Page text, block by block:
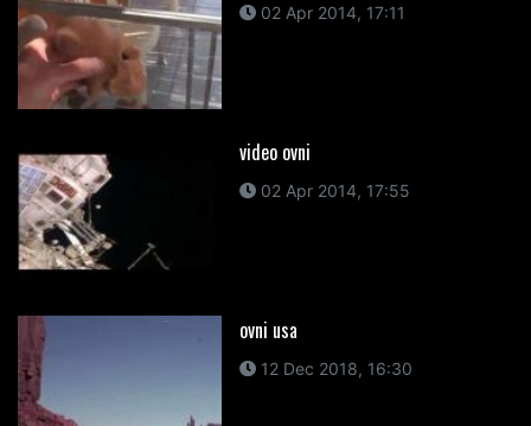
02 Apr 2014, 17:11
video ovni
02 Apr 2014, 17:55
ovni usa
12 Dec 2018, 16:30